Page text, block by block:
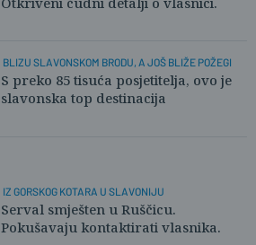
BLIZU SLAVONSKOM BRODU, A JOŠ BLIŽE POŽEGI
S preko 85 tisuća posjetitelja, ovo je
slavonska top destinacija
IZ GORSKOG KOTARA U SLAVONIJU
Serval smješten u Ruščicu.
Pokušavaju kontaktirati vlasnika.